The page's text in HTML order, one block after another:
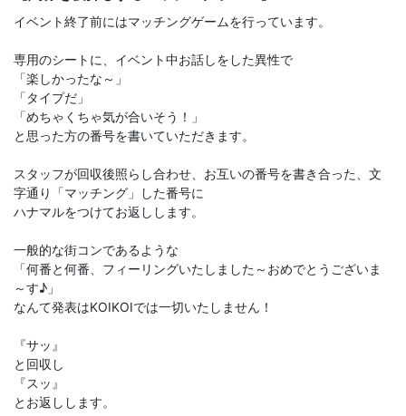
イベント終了前にはマッチングゲームを行っています。
専用のシートに、イベント中お話しをした異性で
「楽しかったな～」
「タイプだ」
「めちゃくちゃ気が合いそう！」
と思った方の番号を書いていただきます。
スタッフが回収後照らし合わせ、お互いの番号を書き合った、文
字通り「マッチング」した番号に
ハナマルをつけてお返しします。
一般的な街コンであるような
「何番と何番、フィーリングいたしました～おめでとうございま
～す♪」
なんて発表はKOIKOIでは一切いたしません！
『サッ』
と回収し
『スッ』
とお返しします。